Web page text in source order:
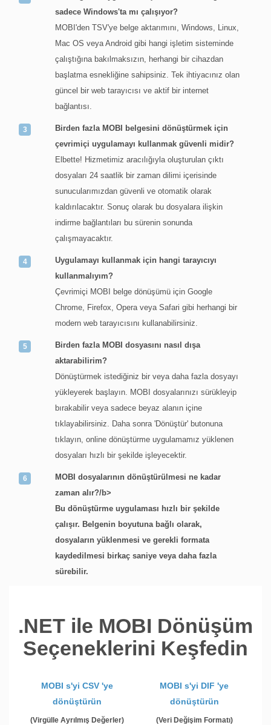
sadece Windows'ta mı çalışıyor?
MOBI'den TSV'ye belge aktarımını, Windows, Linux,
Mac OS veya Android gibi hangi işletim sisteminde
çalıştığına bakılmaksızın, herhangi bir cihazdan
başlatma esnekliğine sahipsiniz. Tek ihtiyacınız olan
güncel bir web tarayıcısı ve aktif bir internet
bağlantısı.
Birden fazla MOBI belgesini dönüştürmek için
çevrimiçi uygulamayı kullanmak güvenli midir?
Elbette! Hizmetimiz aracılığıyla oluşturulan çıktı
dosyaları 24 saatlik bir zaman dilimi içerisinde
sunucularımızdan güvenli ve otomatik olarak
kaldırılacaktır. Sonuç olarak bu dosyalara ilişkin
indirme bağlantıları bu sürenin sonunda
çalışmayacaktır.
Uygulamayı kullanmak için hangi tarayıcıyı
kullanmalıyım?
Çevrimiçi MOBI belge dönüşümü için Google
Chrome, Firefox, Opera veya Safari gibi herhangi bir
modern web tarayıcısını kullanabilirsiniz.
Birden fazla MOBI dosyasını nasıl dışa
aktarabilirim?
Dönüştürmek istediğiniz bir veya daha fazla dosyayı
yükleyerek başlayın. MOBI dosyalarınızı sürükleyip
bırakabilir veya sadece beyaz alanın içine
tıklayabilirsiniz. Daha sonra 'Dönüştür' butonuna
tıklayın, online dönüştürme uygulamamız yüklenen
dosyaları hızlı bir şekilde işleyecektir.
MOBI dosyalarının dönüştürülmesi ne kadar
zaman alır?/b>
Bu dönüştürme uygulaması hızlı bir şekilde
çalışır. Belgenin boyutuna bağlı olarak,
dosyaların yüklenmesi ve gerekli formata
kaydedilmesi birkaç saniye veya daha fazla
sürebilir.
.NET ile MOBI Dönüşüm
Seçeneklerini Keşfedin
MOBI s'yi CSV 'ye
dönüştürün
(Virgülle Ayrılmış Değerler)
MOBI s'yi DIF 'ye
dönüştürün
(Veri Değişim Formatı)